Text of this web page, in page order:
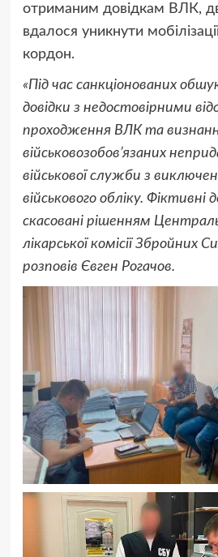
отриманим довідкам ВЛК,
вдалося уникнути
кордон.
«Під час санкціонованих
довідки з недостовірними
проходження ВЛК та
військовозобов’язаних
військової служби з
військового обліку.
скасовані рішенням
лікарської комісії Збройних
розповів Євген Рогачов.